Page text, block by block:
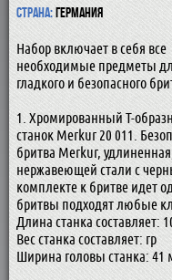
Страна:Германия
Набор включает в себя все
необходимые предметы
гладкого и безопасного
1. Хромированный Т-
станок Merkur 20 011.
бритва Merkur,
нержавеющей стали с
комплекте к бритве идет
бритвы подходят любые
Длина станка составляет:
Вес станка составляет: гр
Ширина головы станка: 41